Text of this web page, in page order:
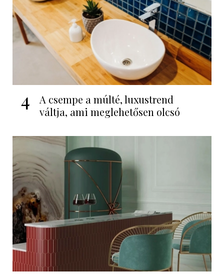
4
A csempe a múlté, luxustrend
váltja, ami meglehetősen olcsó